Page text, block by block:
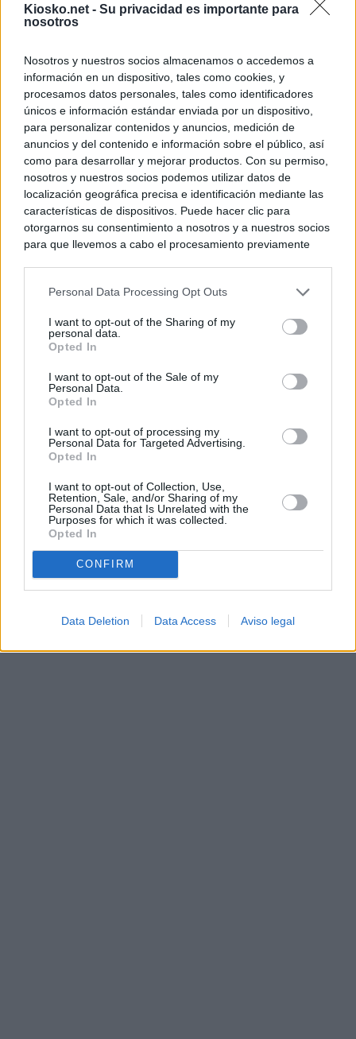
Kiosko.net - Su privacidad es importante para
nosotros
Nosotros y nuestros socios almacenamos o accedemos a
información en un dispositivo, tales como cookies, y
procesamos datos personales, tales como identificadores
únicos e información estándar enviada por un dispositivo,
para personalizar contenidos y anuncios, medición de
anuncios y del contenido e información sobre el público, así
como para desarrollar y mejorar productos. Con su permiso,
nosotros y nuestros socios podemos utilizar datos de
localización geográfica precisa e identificación mediante las
características de dispositivos. Puede hacer clic para
otorgarnos su consentimiento a nosotros y a nuestros socios
para que llevemos a cabo el procesamiento previamente
negar su consentimiento. Tenga en cuenta que algún
de su consentimiento, pero usted tiene el derecho de
rechazar tal procesamiento. Sus preferencias se aplicarán
cualquier momento entrando de nuevo en este sitio web o
visitando nuestra política de privacidad.
Personal Data Processing Opt Outs
I want to opt-out of the Sharing of my
personal data.
Opted In
I want to opt-out of the Sale of my
Personal Data.
Opted In
I want to opt-out of processing my
Personal Data for Targeted Advertising.
Opted In
I want to opt-out of Collection, Use,
Retention, Sale, and/or Sharing of my
Personal Data that Is Unrelated with the
Purposes for which it was collected.
Opted In
CONFIRM
Data Deletion Data Access Aviso legal